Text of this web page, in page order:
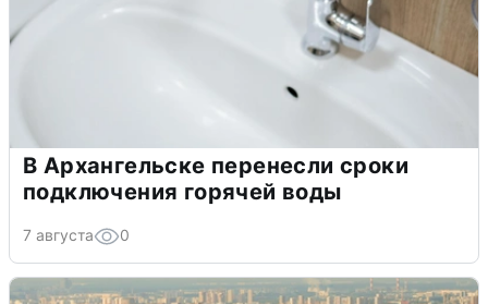
В Архангельске перенесли сроки
подключения горячей воды
7 августа 0